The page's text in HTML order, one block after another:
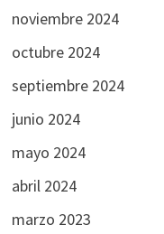
noviembre 2024
octubre 2024
septiembre 2024
junio 2024
mayo 2024
abril 2024
marzo 2023